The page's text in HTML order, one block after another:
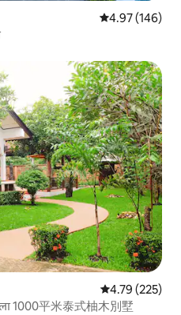
औसत रेटिंग 5 में से
4.97 (146)
औसत रेटिंग 5 में से
4.79 (225)
1000平米泰式柚木別墅